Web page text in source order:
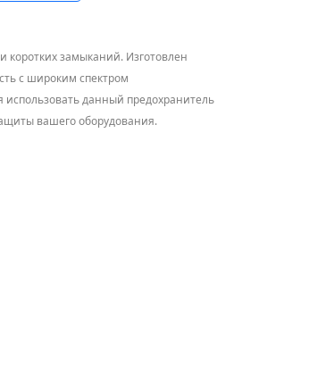
коротких замыканий. Изготовлен
с широким спектром
использовать данный предохранитель
вашего оборудования.